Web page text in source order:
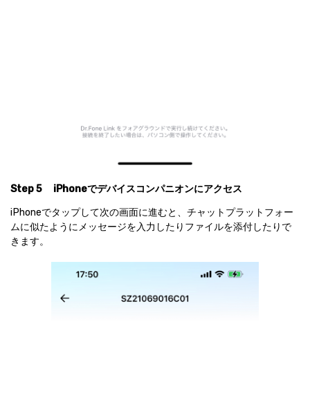
Step 5
iPhoneでデバイスコンパニオンにアクセス
iPhoneでタップして次の画面に進むと、チャットプラットフォー
ムに似たようにメッセージを入力したりファイルを添付したりで
きます。